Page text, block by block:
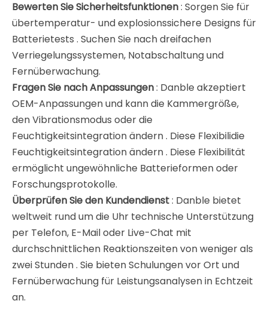
Bewerten Sie Sicherheitsfunktionen: Sorgen Sie für
übertemperatur- und explosionssichere Designs für
Batterietests . Suchen Sie nach dreifachen
Verriegelungssystemen, Notabschaltung und
Fernüberwachung.
Fragen Sie nach Anpassungen: Danble akzeptiert
OEM-Anpassungen und kann die Kammergröße,
den Vibrationsmodus oder die
Feuchtigkeitsintegration ändern. Diese Flexibilidie
Feuchtigkeitsintegration ändern . Diese Flexibilität
ermöglicht ungewöhnliche Batterieformen oder
Forschungsprotokolle.
Überprüfen Sie den Kundendienst: Danble bietet
weltweit rund um die Uhr technische Unterstützung
per Telefon, E-Mail oder Live-Chat mit
durchschnittlichen Reaktionszeiten von weniger als
zwei Stunden. Sie bieten Schulungen vor Ort und
Fernüberwachung für Leistungsanalysen in Echtzeit
an.